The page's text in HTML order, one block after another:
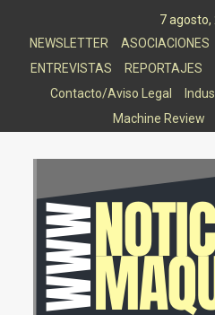
7 agosto,
NEWSLETTER
ASOCIACIONES
ENTREVISTAS
REPORTAJES
Contacto/Aviso Legal
Machine Review